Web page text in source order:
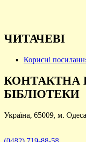
ЧИТАЧЕВІ
Корисні
КОНТАКТНА
БІБЛІОТЕКИ
Україна, 65009, м.